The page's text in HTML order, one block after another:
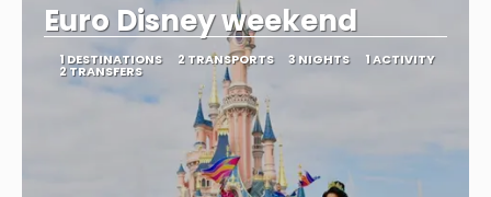
Euro Disney weekend
1 DESTINATIONS 2 TRANSPORTS 3 NIGHTS 1 ACTIVITY
2 TRANSFERS